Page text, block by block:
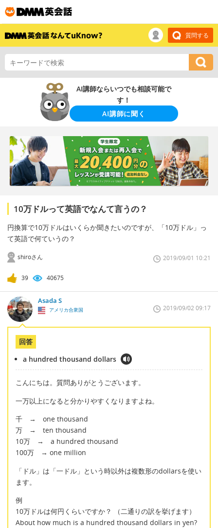
質問する
AI講師ならいつでも相談可能で
す！
AI講師に聞く
10万ドルって英語でなんて言うの？
円換算で10万ドルはいくらか聞きたいのですが、「10万ドル」っ
て英語で何ていうの？
shiroさん 2019/09/01 10:21
39 40675
Asada S
アメリカ合衆国 2019/09/02 09:17
回答
a hundred thousand dollars
こんにちは。質問ありがとうございます。
一万以上になると分かりやすくなりますよね。
千 → one thousand
万 → ten thousand
10万 → a hundred thousand
100万 → one million
「ドル」は「一ドル」という時以外は複数形のdollarsを使い
ます。
例
10万ドルは何円くらいですか？ （二通りの訳を挙げます）
About how much is a hundred thousand dollars in yen?